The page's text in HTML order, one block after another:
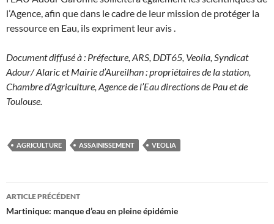
l’Agence, afin que dans le cadre de leur mission de protéger la
ressource en Eau, ils expriment leur avis .
Document diffusé à : Préfecture, ARS, DDT65, Veolia, Syndicat
Adour/ Alaric et Mairie d’Aureilhan : propriétaires de la station,
Chambre d’Agriculture, Agence de l’Eau directions de Pau et de
Toulouse.
AGRICULTURE ASSAINISSEMENT VEOLIA
Navigation
des
ARTICLE PRÉCÉDENT
Martinique: manque d’eau en pleine épidémie